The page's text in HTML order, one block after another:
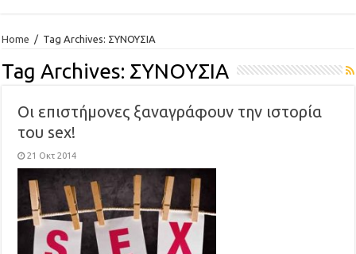
Home / Tag Archives: ΣΥΝΟΥΣΙΑ
Tag Archives: ΣΥΝΟΥΣΙΑ
Οι επιστήμονες ξαναγράφουν την ιστορία
του sex!
21 Οκτ 2014